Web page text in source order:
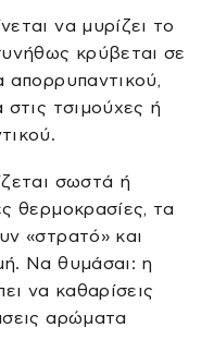
να μυρίζει το
κρύβεται σε
απορρυπαντικού,
τσιμούχες ή
σωστά ή
θερμοκρασίες, τα
«στρατό» και
Να θυμάσαι: η
να καθαρίσεις
αρώματα